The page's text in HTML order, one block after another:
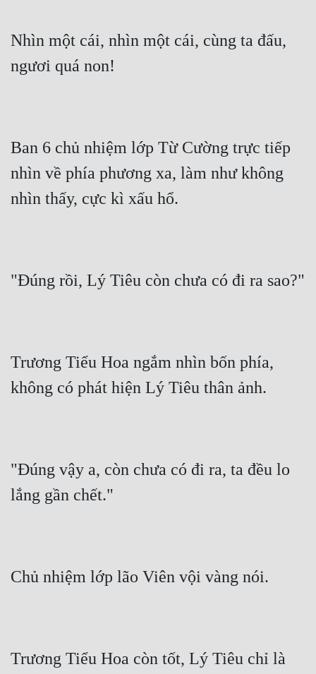
Nhìn một cái, nhìn một cái, cùng ta đấu,
ngươi quá non!
Ban 6 chủ nhiệm lớp Từ Cường trực tiếp
nhìn về phía phương xa, làm như không
nhìn thấy, cực kì xấu hổ.
"Đúng rồi, Lý Tiêu còn chưa có đi ra sao?"
Trương Tiểu Hoa ngắm nhìn bốn phía,
không có phát hiện Lý Tiêu thân ảnh.
"Đúng vậy a, còn chưa có đi ra, ta đều lo
lắng gần chết."
Chủ nhiệm lớp lão Viên vội vàng nói.
Trương Tiểu Hoa còn tốt, Lý Tiêu chỉ là